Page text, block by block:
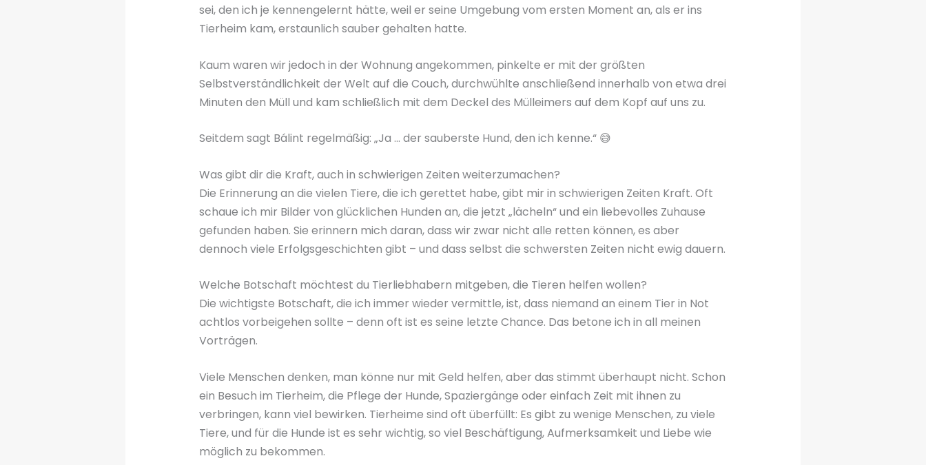
sei, den ich je kennengelernt hätte, weil er seine Umgebung vom ersten Moment an, als er ins
Tierheim kam, erstaunlich sauber gehalten hatte.
Kaum waren wir jedoch in der Wohnung angekommen, pinkelte er mit der größten
Selbstverständlichkeit der Welt auf die Couch, durchwühlte anschließend innerhalb von etwa drei
Minuten den Müll und kam schließlich mit dem Deckel des Mülleimers auf dem Kopf auf uns zu.
Seitdem sagt Bálint regelmäßig: „Ja … der sauberste Hund, den ich kenne.“ 😅
Was gibt dir die Kraft, auch in schwierigen Zeiten weiterzumachen?
Die Erinnerung an die vielen Tiere, die ich gerettet habe, gibt mir in schwierigen Zeiten Kraft. Oft
schaue ich mir Bilder von glücklichen Hunden an, die jetzt „lächeln“ und ein liebevolles Zuhause
gefunden haben. Sie erinnern mich daran, dass wir zwar nicht alle retten können, es aber
dennoch viele Erfolgsgeschichten gibt – und dass selbst die schwersten Zeiten nicht ewig dauern.
Welche Botschaft möchtest du Tierliebhabern mitgeben, die Tieren helfen wollen?
Die wichtigste Botschaft, die ich immer wieder vermittle, ist, dass niemand an einem Tier in Not
achtlos vorbeigehen sollte – denn oft ist es seine letzte Chance. Das betone ich in all meinen
Vorträgen.
Viele Menschen denken, man könne nur mit Geld helfen, aber das stimmt überhaupt nicht. Schon
ein Besuch im Tierheim, die Pflege der Hunde, Spaziergänge oder einfach Zeit mit ihnen zu
verbringen, kann viel bewirken. Tierheime sind oft überfüllt: Es gibt zu wenige Menschen, zu viele
Tiere, und für die Hunde ist es sehr wichtig, so viel Beschäftigung, Aufmerksamkeit und Liebe wie
möglich zu bekommen.